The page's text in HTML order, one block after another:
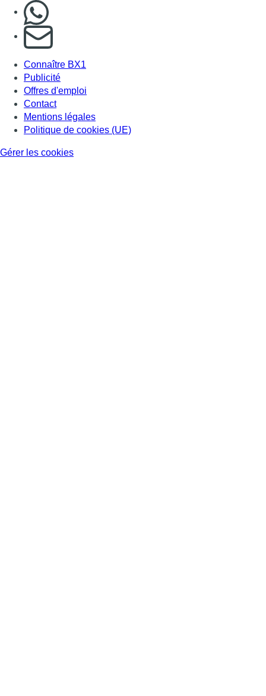
S'abonner à notre newsletter
Connaître BX1
Publicité
Offres d'emploi
Contact
Mentions légales
Politique de cookies (UE)
Gérer les cookies